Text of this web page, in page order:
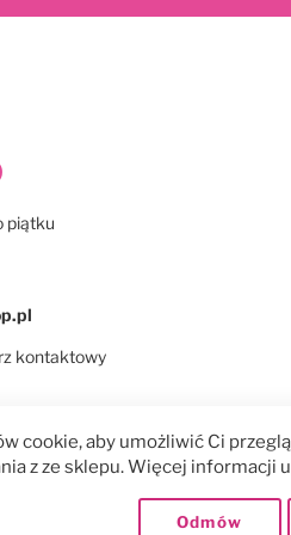
piątku
kontaktowy
kanał Youtube
cookie, aby umożliwić Ci
z ze sklepu. Więcej informacji
Odmów